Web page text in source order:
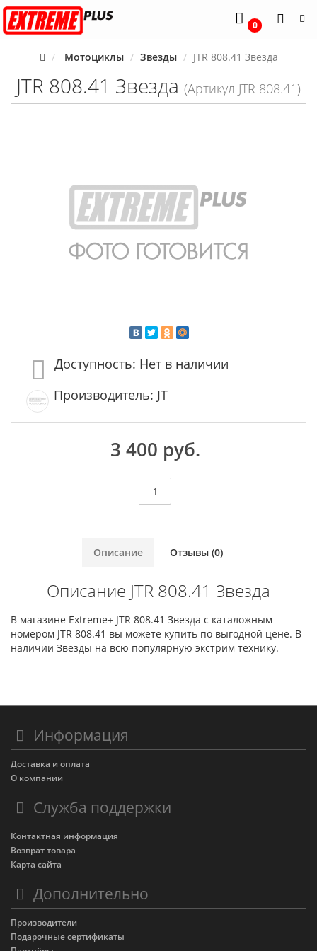
0
Мотоциклы Звезды JTR 808.41 Звезда
JTR 808.41 Звезда (Артикул JTR 808.41)
Доступность: Нет в наличии
Производитель: JT
3 400 руб.
Описание Отзывы (0)
Описание JTR 808.41 Звезда
В магазине Extreme+ JTR 808.41 Звезда с каталожным
номером JTR 808.41 вы можете купить по выгодной цене. В
наличии Звезды на всю популярную экстрим технику.
Информация
Доставка и оплата
О компании
Служба поддержки
Контактная информация
Возврат товара
Карта сайта
Дополнительно
Производители
Подарочные сертификаты